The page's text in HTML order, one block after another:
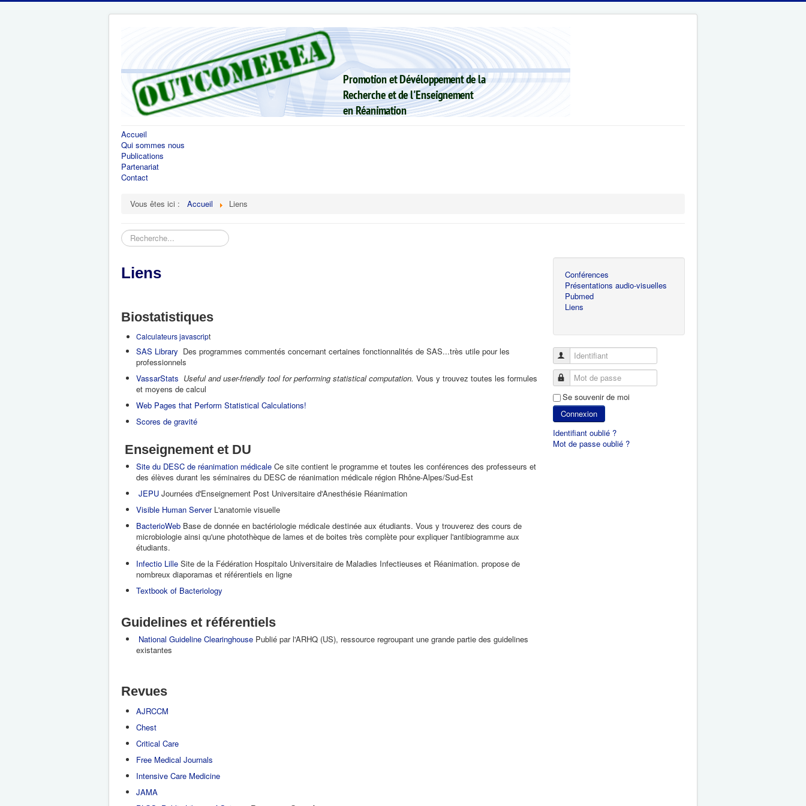
Accueil
Qui sommes nous
Publications
Partenariat
Contact
Vous êtes ici : Accueil Liens
Rechercher
Liens
Biostatistiques
Calculateurs javascript
SAS Library Des programmes commentés concernant certaines fonctionnalités de SAS...très utile pour les
professionnels
VassarStats Useful and user-friendly tool for performing statistical computation. Vous y trouvez toutes les formules
et moyens de calcul
Web Pages that Perform Statistical Calculations!
Scores de gravité
Enseignement et DU
Site du DESC de réanimation médicale Ce site contient le programme et toutes les conférences des professeurs et
des élèves durant les séminaires du DESC de réanimation médicale région Rhône-Alpes/Sud-Est
JEPU Journées d'Enseignement Post Universitaire d'Anesthésie Réanimation
Visible Human ServerL'anatomie visuelle
BacterioWeb Base de donnée en bactériologie médicale destinée aux étudiants. Vous y trouverez des cours de
microbiologie ainsi qu'une photothèque de lames et de boites très complète pour expliquer l'antibiogramme aux
étudiants.
Infectio Lille Site de la Fédération Hospitalo Universitaire de Maladies Infectieuses et Réanimation. propose de
nombreux diaporamas et référentiels en ligne
Textbook of Bacteriology
Guidelines et référentiels
National Guideline Clearinghouse Publié par l'ARHQ (US), ressource regroupant une grande partie des guidelines
existantes
Revues
AJRCCM
Chest
Critical Care
Free Medical Journals
Intensive Care Medicine
JAMA
Conférences
Présentations audio-visuelles
Pubmed
Liens
Identifiant
Mot de passe
Se souvenir de moi
Connexion
Identifiant oublié ?
Mot de passe oublié ?